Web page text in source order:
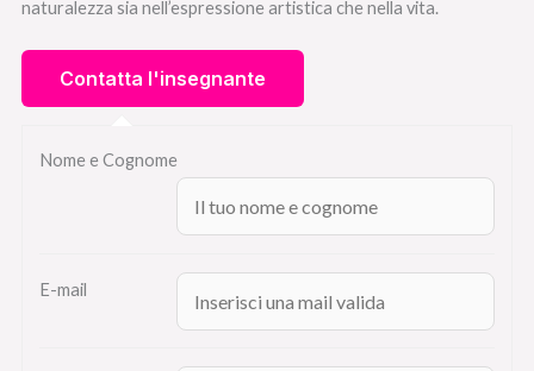
naturalezza sia nell’espressione artistica che nella vita.
Nome e Cognome
E-mail